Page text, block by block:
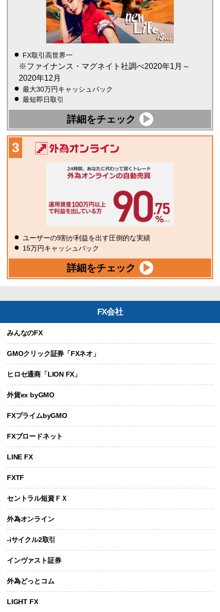
FX取引高世界一
※ファイナンス・マグネイト社調べ2020年1月～
2020年12月
最大30万円キャッシュバック
最短即日取引
詳細をチェック
ユーザーの9割が利益を出す圧倒的な実績
15万円キャッシュバック
詳細をチェック
FX会社
みんなのFX
GMOクリック証券「FXネオ」
ヒロセ通商「LION FX」
外貨ex byGMO
FXプライムbyGMO
FXブロードネット
LINE FX
FXTF
セントラル短資ＦＸ
外為オンライン
-iサイクル2取引
インヴァスト証券
外為どっとコム
LIGHT FX